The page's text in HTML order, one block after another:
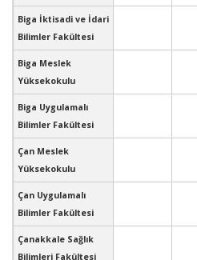
Biga İktisadi ve İdari
Bilimler Fakültesi
Biga Meslek
Yüksekokulu
Biga Uygulamalı
Bilimler Fakültesi
Çan Meslek
Yüksekokulu
Çan Uygulamalı
Bilimler Fakültesi
Çanakkale Sağlık
Bilimleri Fakültesi